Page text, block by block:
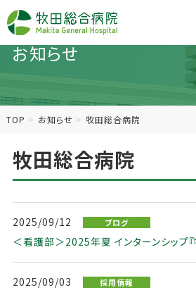
文
お知らせ
TOP お知らせ 牧田総合病院
牧田総合病院
2025/09/12 ブログ
＜看護部＞2025年夏 インターンシップ
2025/09/03 採用情報